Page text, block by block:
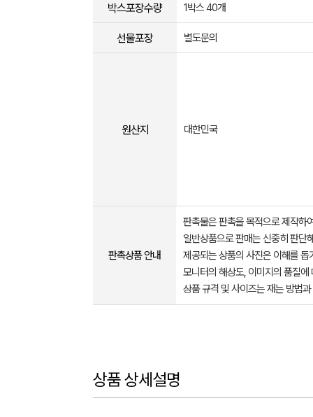
박스포장수량 1박스 40개
선물포장 별도문의
원산지 대한민국
판촉상품 안내
판촉물은 판촉을 목적으로 제작하
일반상품으로 판매는 신중히 판단
제공되는 상품의 사진은 이해를
모니터의 해상도, 이미지의 품질
상품 규격 및 사이즈는 재는 방법
상품 상세설명